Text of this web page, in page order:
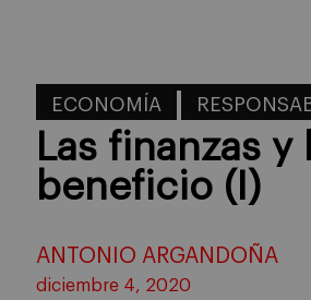
ECONOMÍA
Las finanzas
beneficio (I)
ANTONIO ARGANDOÑA
diciembre 4, 2020